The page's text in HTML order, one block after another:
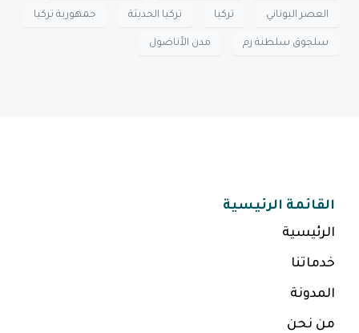
العصر اليوناني تركيا تركيا الحديثة جمهورية تركيا
سلجوق سلطنة رم مدن الأناضول
القائمة الرئيسية
الرئيسية
خدماتنا
المدونة
من نحن